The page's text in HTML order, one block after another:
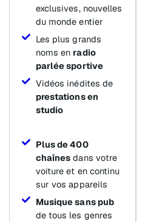
exclusives, nouvelles
du monde entier
Les plus grands
noms en radio
parlée sportive
Vidéos inédites de
prestations en
studio
Plus de 400
chaînes dans votre
voiture et en continu
sur vos appareils
Musique sans pub
de tous les genres